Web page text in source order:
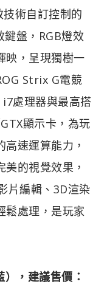
術自訂控制的
盤，RGB燈效
映，呈現獨樹一
Strix G電競
處理器與最高搭
顯示卡，為玩
速運算能力，
的視覺效果，
片編輯、3D渲染
鬆處理，是玩家
，建議售價：